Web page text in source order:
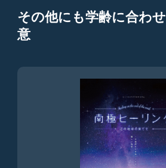
その他にも学齢に合わ
意